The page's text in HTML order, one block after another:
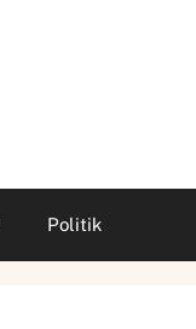
Politik